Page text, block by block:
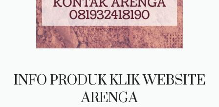
INFO PRODUK KLIK WEBSITE
ARENGA